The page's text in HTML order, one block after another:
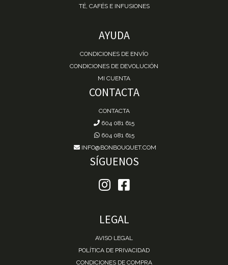
TÉ, CAFÉS E INFUSIONES
AYUDA
CONDICIONES DE ENVÍO
CONDICIONES DE DEVOLUCIÓN
MI CUENTA
CONTACTA
CONTACTA
604 081 615
604 081 615
INFO@BONBOUQUET.COM
SÍGUENOS
LEGAL
AVISO LEGAL
POLÍTICA DE PRIVACIDAD
CONDICIONES DE COMPRA